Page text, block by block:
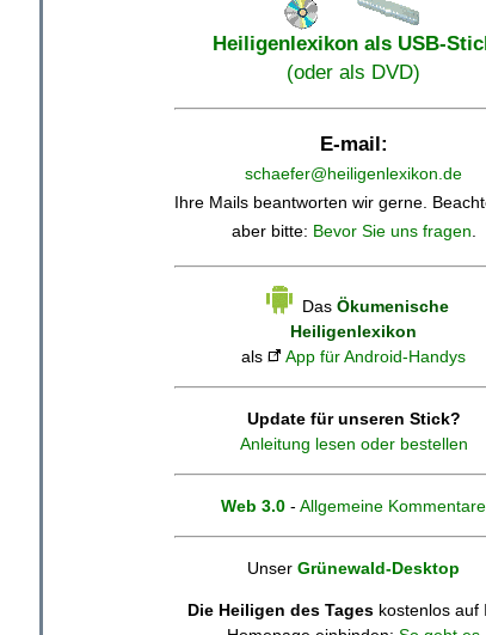
Heiligenlexikon als USB-
(oder als DVD)
E-mail:
schaefer@heiligenlexikon.de
Ihre Mails beantworten wir gerne.
aber bitte: Bevor Sie uns fragen.
Das Ökumenische
Heiligenlexikon
als
App für Android-Handys
Update für unseren Stick?
Anleitung lesen oder bestellen
Web 3.0 - Allgemeine Kommentare
Unser Grünewald-Desktop
Die Heiligen des Tages kostenlos auf